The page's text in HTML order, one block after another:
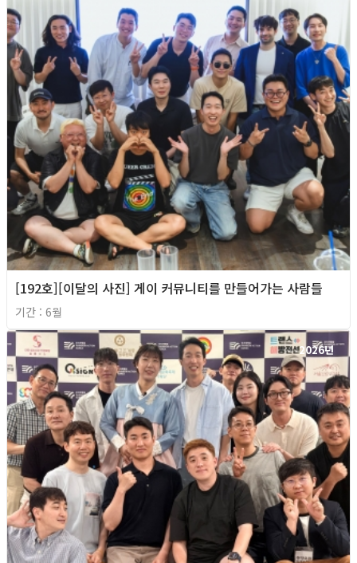
[192호][이달의 사진] 게이 커뮤니티를 만들어가는 사람들
기간 : 6월
2026년